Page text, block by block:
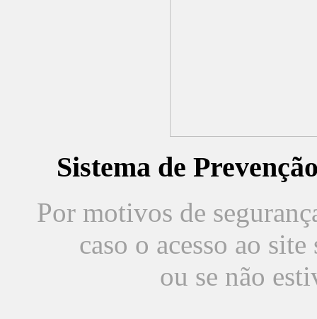
Sistema de
Por motivos de
caso o acesso ao
ou se não